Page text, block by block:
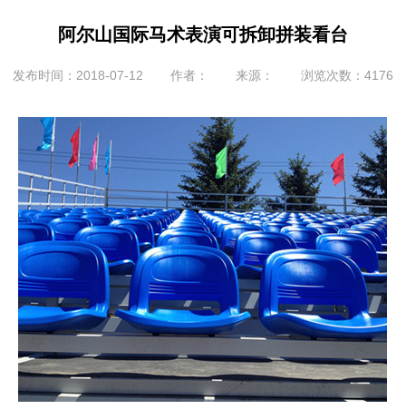
阿尔山国际马术表演可拆卸拼装看台
发布时间：2018-07-12 作者： 来源： 浏览次数：4176